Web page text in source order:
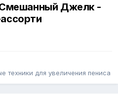
Джелк -
техники для увеличения пениса